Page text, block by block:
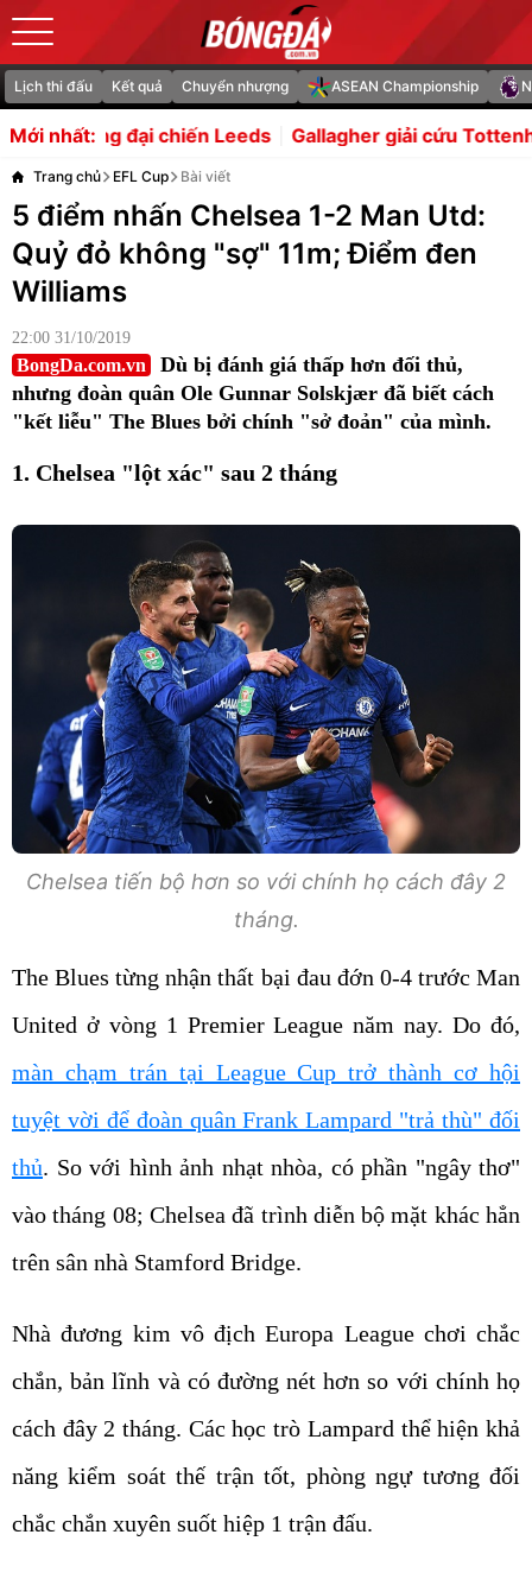
Lịch thi đấu Kết quả Chuyển nhượng ASEAN Championship
Mới nhất:
Leeds Gallagher giải cứu Tottenham trong trận
Trang chủ EFL Cup Bài viết
5 điểm nhấn Chelsea 1-2 Man Utd:
Quỷ đỏ không "sợ" 11m; Điểm đen
Williams
22:00 31/10/2019
BongDa.com.vn
Dù bị đánh giá thấp hơn đối thủ,
nhưng đoàn quân Ole Gunnar Solskjær đã biết cách
"kết liễu" The Blues bởi chính "sở đoản" của mình.
1. Chelsea "lột xác" sau 2 tháng
Chelsea tiến bộ hơn so với chính họ cách đây 2
tháng.
The Blues từng nhận thất bại đau đớn 0-4 trước Man
United ở vòng 1 Premier League năm nay. Do đó,
màn chạm trán tại League Cup trở thành cơ hội
tuyệt vời để đoàn quân Frank Lampard "trả thù" đối
thủ. So với hình ảnh nhạt nhòa, có phần "ngây thơ"
vào tháng 08; Chelsea đã trình diễn bộ mặt khác hẳn
trên sân nhà Stamford Bridge.
Nhà đương kim vô địch Europa League chơi chắc
chắn, bản lĩnh và có đường nét hơn so với chính họ
cách đây 2 tháng. Các học trò Lampard thể hiện khả
năng kiểm soát thế trận tốt, phòng ngự tương đối
chắc chắn xuyên suốt hiệp 1 trận đấu.